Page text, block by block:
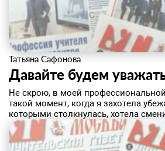
Татьяна Сафонова
Давайте будем
Н​е скрою, в моей
такой момент, когда я захотела
которыми столкнулась, хотела